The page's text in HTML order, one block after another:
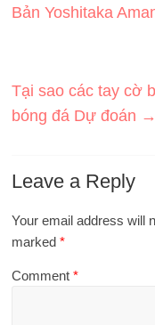
Bản Yoshitaka
Tại sao các tay cờ
bóng đá Dự đoán‍ →
Leave a Reply
Your email address will
marked*
Comment*